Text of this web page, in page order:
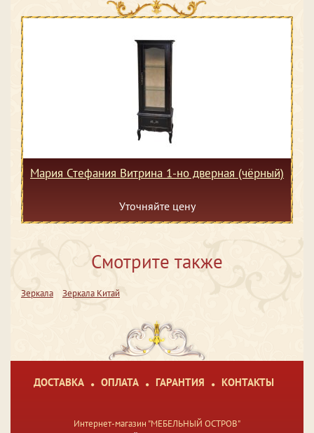
Мария Стефания Витрина 1-но дверная (чёрный)
Уточняйте цену
Смотрите также
Зеркала Зеркала Китай
ДОСТАВКА ОПЛАТА ГАРАНТИЯ КОНТАКТЫ
Интернет-магазин "МЕБЕЛЬНЫЙ ОСТРОВ"